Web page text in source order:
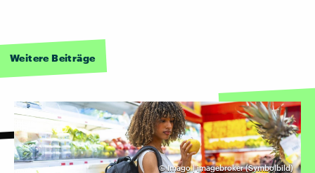
Weitere Beiträge
©Imago | imagebroker (Symbolbild)